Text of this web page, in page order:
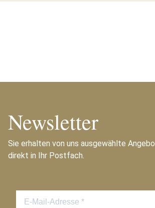
Newsletter
Sie erhalten von uns ausgewählte
direkt in Ihr Postfach.